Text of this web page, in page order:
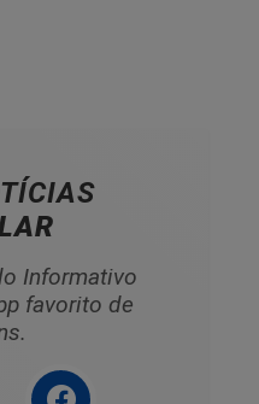
Informativo
favorito de